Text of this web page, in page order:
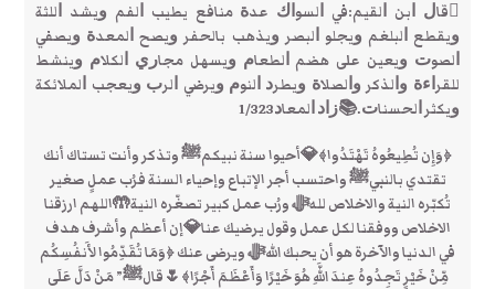
ﻗﺎﻝ ﺍﺑﻦ ﺍﻟﻘﻴﻢ:ﻓﻲ ﺍﻟﺴﻮﺍﻙ ﻋﺪﺓ ﻣﻨﺎﻓﻊ ﻳﻄﻴﺐ ﺍﻟﻔﻢ ﻭﻳﺸﺪ ﺍﻟﻠﺜﺔ
ﻭﻳﻘﻄﻊ ﺍﻟﺒﻠﻐﻢ ﻭﻳﺠﻠﻮ ﺍﻟﺒﺼﺮ ﻭﻳﺬﻫﺐ ﺑﺎﻟﺤﻔﺮ ﻭﻳﺼﺢ ﺍﻟﻤﻌﺪﺓ ﻭﻳﺼﻔﻲ
ﺍﻟﺼﻮﺕ ﻭﻳﻌﻴﻦ ﻋﻠﻰ ﻫﻀﻢ ﺍﻟﻄﻌﺎﻡ ﻭﻳﺴﻬﻞ ﻣﺠﺎﺭﻱ ﺍﻟﻜﻼ‌ﻡ ﻭﻳﻨﺸﻂ
ﻟﻠﻘﺮﺍﺀﺓ ﻭﺍﻟﺬﻛﺮ ﻭﺍﻟﺼﻼ‌ﺓ ﻭﻳﻄﺮﺩ ﺍﻟﻨﻮﻡ ﻭﻳﺮﺿﻲ ﺍﻟﺮﺏ ﻭﻳﻌﺠﺐ ﺍﻟﻤﻼ‌ﺋﻜﺔ
ﻭﻳﻜﺜﺮ ﺍﻟﺤﺴﻨﺎﺕ.📚ﺯﺍﺩ ﺍﻟﻤﻌﺎﺩ1/323
﴿وَإِن تُطِيعُوهُ تَهْتَدُوا﴾💎أحيوا سنة نبيكمﷺ وتذكر وأنت تستاك أنك
تقتدي بالنبيﷺ واحتسب أجر الإتباع وإحياء السنة فرُب عملٍ صغير
تُكبّره النية والاخلاص للهﷻ ورُب عمل كبير تصغّره النية🤲اللهم ارزقنا
الاخلاص ووفقنا لكل عمل وقول يرضيك عنا💎إن أعظم وأشرف هدف
في الدنيا والآخرة هو أن يحبك اللهﷻ ويرضى عنك ﴿وَمَا تُقَدِّمُوا لأَنفُسِكُم
مِّنْ خَيْرٍ تَجِدُوهُ عِندَ اللَّهِ هُوَ خَيْرًا وَأَعْظَمَ أَجْرًا﴾🌷قالﷺ” مَنْ دَلَّ عَلَى